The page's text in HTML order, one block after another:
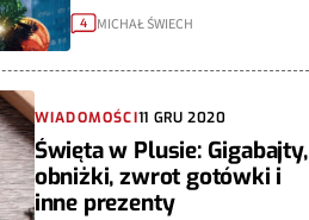
4 MICHAŁ ŚWIECH
WIADOMOŚCI11 GRU 2020
Święta w Plusie: Gigabajty,
obniżki, zwrot gotówki i
inne prezenty